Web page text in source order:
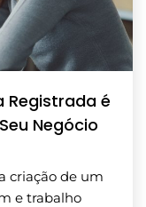
Registrada é
Negócio
criação de um
e trabalho